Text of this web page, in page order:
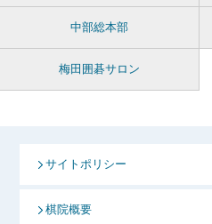
中部総本部
梅田囲碁サロン
サイトポリシー
棋院概要